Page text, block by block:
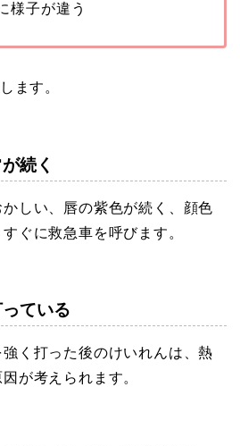
様子が違う
ます。
続く
しい、唇の紫色が続く、顔色
ぐに救急車を呼びます。
ている
く打った後のけいれんは、熱
が考えられます。